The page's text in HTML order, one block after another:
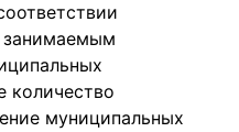
количество
муниципальных